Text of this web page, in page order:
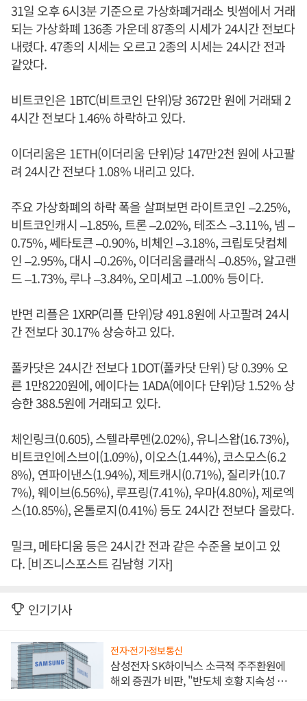
31일 오후 6시3분 기준으로 가상화폐거래소 빗썸에서 거래
되는 가상화폐 136종 가운데 87종의 시세가 24시간 전보다
내렸다. 47종의 시세는 오르고 2종의 시세는 24시간 전과
같았다.
비트코인은 1BTC(비트코인 단위)당 3672만 원에 거래돼 2
4시간 전보다 1.46% 하락하고 있다.
이더리움은 1ETH(이더리움 단위)당 147만2천 원에 사고팔
려 24시간 전보다 1.08% 내리고 있다.
주요 가상화폐의 하락 폭을 살펴보면 라이트코인 –2.25%,
비트코인캐시 –1.85%, 트론 –2.02%, 테조스 –3.11%, 넴 –
0.75%, 쎄타토큰 –0.90%, 비체인 –3.18%, 크립토닷컴체
인 –2.95%, 대시 –0.26%, 이더리움클래식 –0.85%, 알고랜
드 –1.73%, 루나 –3.84%, 오미세고 –1.00% 등이다.
반면 리플은 1XRP(리플 단위)당 491.8원에 사고팔려 24시
간 전보다 30.17% 상승하고 있다.
폴카닷은 24시간 전보다 1DOT(폴카닷 단위) 당 0.39% 오
른 1만8220원에, 에이다는 1ADA(에이다 단위)당 1.52% 상
승한 388.5원에 거래되고 있다.
체인링크(0.605), 스텔라루멘(2.02%), 유니스왑(16.73%),
비트코인에스브이(1.09%), 이오스(1.44%), 코스모스(6.2
8%), 연파이낸스(1.94%), 제트캐시(0.71%), 질리카(10.7
7%), 웨이브(6.56%), 루프링(7.41%), 우마(4.80%), 제로엑
스(10.85%), 온톨로지(0.41%) 등도 24시간 전보다 올랐다.
밀크, 메타디움 등은 24시간 전과 같은 수준을 보이고 있
다. [비즈니스포스트 김남형 기자]
인기기사
전자·전기·정보통신
삼성전자 SK하이닉스 소극적 주주환원에
해외 증권가 비판, "반도체 호황 지속성 의